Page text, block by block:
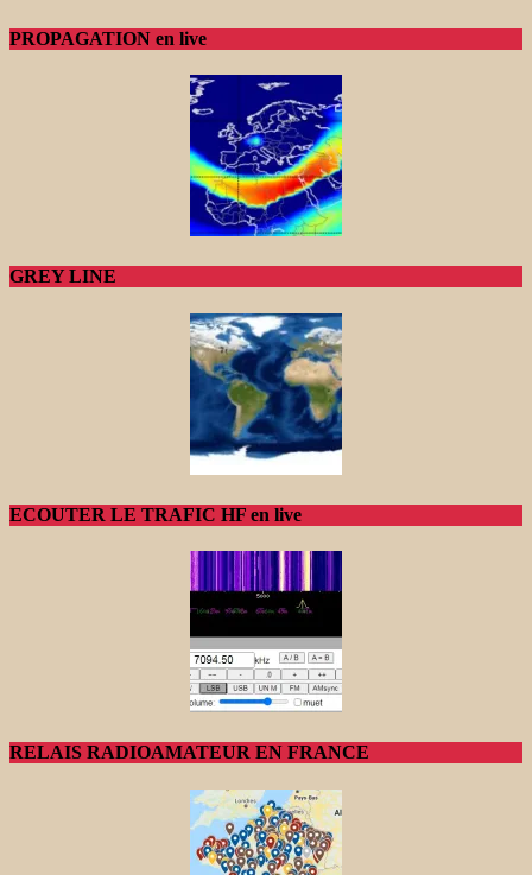
PROPAGATION en live
GREY LINE
ECOUTER LE TRAFIC HF en live
RELAIS RADIOAMATEUR EN FRANCE